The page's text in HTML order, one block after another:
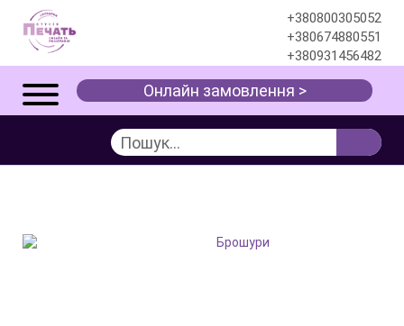
+380800305052
+380674880551
+380931456482
Онлайн замовлення >
Брошури